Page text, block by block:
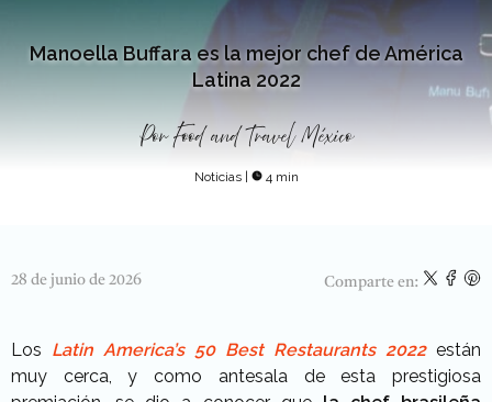
Manoella Buffara es la mejor chef de América
Latina 2022
Por Food and Travel México
Noticias 4 min
28 de junio de 2026 Comparte en:
Los Latin America’s 50 Best Restaurants 2022están
muy cerca, y como antesala de esta prestigiosa